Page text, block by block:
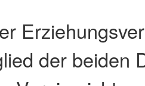
der beiden